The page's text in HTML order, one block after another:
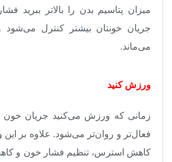
میزان پتاسیم بدن را بالاتر ببرید
جریان خونتان بیشتر کنترل‌ می‌شود
می‌ماند.
ورزش کنید
زمانی که ورزش می‌کنید جریان خون
فعال‌تر و روان‌تر می‌شود. علاوه بر
کاهش استرس، تنظیم فشار خون و